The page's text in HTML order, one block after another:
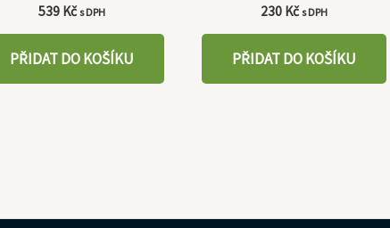
539 Kč s DPH
PŘIDAT DO KOŠÍKU
230 Kč s DPH
PŘIDAT DO KOŠÍKU